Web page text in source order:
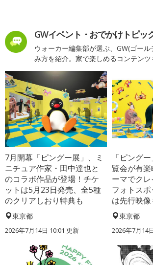
GWイベント・おでかけトピッ
ウォーカー編集部が選ぶ、GW(ゴー
み方を紹介。家で楽しめるコンテンツ
7月開幕「ピングー展」、ミ
ニチュア作家・田中達也と
のコラボ作品が登場！チケ
ットは5月23日発売、全5種
のクリアしおり特典も
東京都
2026年7月14日 10:01 更新
「ピング
覧会が有楽
ーマでク
フォトス
は先行映像
東京都
2026年7月14